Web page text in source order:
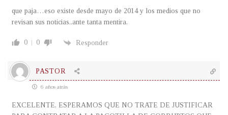
que paja…eso existe desde mayo de 2014 y los medios que no
revisan sus noticias..ante tanta mentira.
0 0 Responder
PASTOR
6 años atrás
EXCELENTE, ESPERAMOS QUE NO TRATE DE JUSTIFICAR